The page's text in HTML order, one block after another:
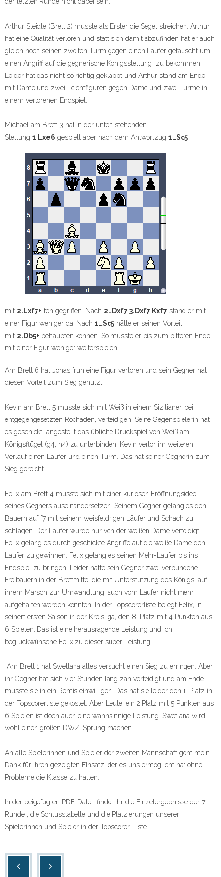
Arthur Steidle (Brett 2) musste als Erster die Segel streichen. Arthur
hat eine Qualität verloren und statt sich damit abzufinden hat er auch
gleich noch seinen zweiten Turm gegen einen Läufer getauscht um
einen Angriff auf die gegnerische Königsstellung zu bekommen.
Leider hat das nicht so richtig geklappt und Arthur stand am Ende
mit Dame und zwei Leichtfiguren gegen Dame und zwei Türme in
einem verlorenen Endspiel.
Michael am Brett 3 hat in der unten stehenden
Stellung 1.Lxe6 gespielt aber nach dem Antwortzug 1…Sc5
mit 2.Lxf7+ fehlgegriffen. Nach 2…Dxf7 3.Dxf7 Kxf7 stand er mit
einer Figur weniger da. Nach 1…Sc5 hätte er seinen Vorteil
mit 2.Db5+ behaupten können. So musste er bis zum bitteren Ende
mit einer Figur weniger weiterspielen.
Am Brett 6 hat Jonas früh eine Figur verloren und sein Gegner hat
diesen Vorteil zum Sieg genutzt.
Kevin am Brett 5 musste sich mit Weiß in einem Sizilianer, bei
entgegengesetzten Rochaden, verteidigen. Seine Gegenspielerin hat
es geschickt angestellt das übliche Druckspiel von Weiß am
Königsflügel (g4, h4) zu unterbinden. Kevin verlor im weiteren
Verlauf einen Läufer und einen Turm. Das hat seiner Gegnerin zum
Sieg gereicht.
Felix am Brett 4 musste sich mit einer kuriosen Eröffnungsidee
seines Gegners auseinandersetzen. Seinem Gegner gelang es den
Bauern auf f7 mit seinem weisfeldrigen Läufer und Schach zu
schlagen. Der Läufer wurde nur von der weißen Dame verteidigt.
Felix gelang es durch geschickte Angriffe auf die weiße Dame den
Läufer zu gewinnen. Felix gelang es seinen Mehr-Läufer bis ins
Endspiel zu bringen. Leider hatte sein Gegner zwei verbundene
Freibauern in der Brettmitte, die mit Unterstützung des Königs, auf
ihrem Marsch zur Umwandlung, auch vom Läufer nicht mehr
aufgehalten werden konnten. In der Topscorerliste belegt Felix, in
seinert ersten Saison in der Kreisliga, den 8. Platz mit 4 Punkten aus
6 Spielen. Das ist eine herausragende Leistung und ich
beglückwünsche Felix zu dieser super Leistung.
Am Brett 1 hat Swetlana alles versucht einen Sieg zu erringen. Aber
ihr Gegner hat sich vier Stunden lang zäh verteidigt und am Ende
musste sie in ein Remis einwilligen. Das hat sie leider den 1. Platz in
der Topscorerliste gekostet. Aber Leute, ein 2.Platz mit 5 Punkten aus
6 Spielen ist doch auch eine wahnsinnige Leistung. Swetlana wird
wohl einen großen DWZ-Sprung machen.
An alle Spielerinnen und Spieler der zweiten Mannschaft geht mein
Dank für ihren gezeigten Einsatz, der es uns ermöglicht hat ohne
Probleme die Klasse zu halten.
In der beigefügten PDF-Datei findet Ihr die Einzelergebnisse der 7.
Runde , die Schlusstabelle und die Platzierungen unserer
Spielerinnen und Spieler in der Topscorer-Liste.